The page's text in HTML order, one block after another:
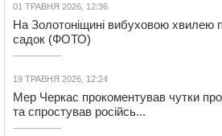
01 ТРАВНЯ 2026, 12:36
На Золотоніщині вибуховою хвилею
садок (ФОТО)
19 ТРАВНЯ 2026, 12:24
Мер Черкас прокоментував чутки про
та спростував російсь...